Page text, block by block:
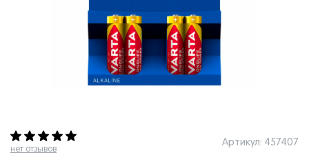
нет отзывов
Артикул: 457407